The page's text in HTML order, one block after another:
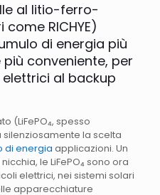
al litio-ferro-
RICHYE)
di energia più
conveniente, per
al backup
(LiFePO₄, spesso
silenziosamente la scelta
di energia applicazioni. Un
le LiFePO₄ sono ora
elettrici, nei sistemi solari
apparecchiature